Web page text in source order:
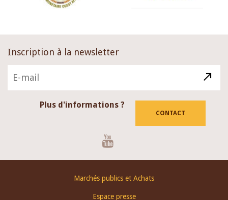
Inscription à la newsletter
Plus d'informations ?
CONTACT
Marchés publics et Achats
Espace presse